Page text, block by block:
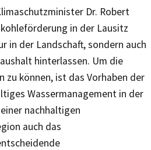
Dr. Robert
in der Lausitz
in der Landschaft, sondern auch
hinterlassen. Um die
zu können, ist das Vorhaben der
Wassermanagement in der
nachhaltigen
auch das